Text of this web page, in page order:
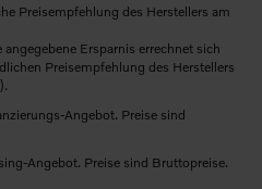
Preisempfehlung des Herstellers am
Ersparnis errechnet sich
Preisempfehlung des Herstellers
Angebot. Preise sind
Angebot. Preise sind Bruttopreise.